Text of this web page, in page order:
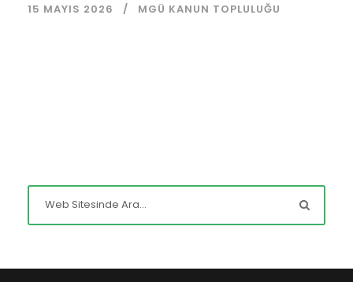
15 MAYIS 2026 MGÜ KANUN TOPLULUĞU